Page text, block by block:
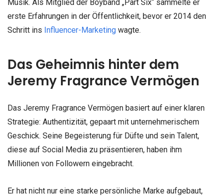
Musik. Als Mitglied der Boyband „Part Six“ sammelte er
erste Erfahrungen in der Öffentlichkeit, bevor er 2014 den
Schritt ins Influencer-Marketing wagte.
Das Geheimnis hinter dem
Jeremy Fragrance Vermögen
Das Jeremy Fragrance Vermögen basiert auf einer klaren
Strategie: Authentizität, gepaart mit unternehmerischem
Geschick. Seine Begeisterung für Düfte und sein Talent,
diese auf Social Media zu präsentieren, haben ihm
Millionen von Followern eingebracht.
Er hat nicht nur eine starke persönliche Marke aufgebaut,